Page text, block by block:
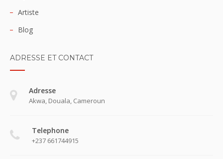
Artiste
Blog
ADRESSE ET CONTACT
Adresse
Akwa, Douala, Cameroun
Telephone
+237 661744915